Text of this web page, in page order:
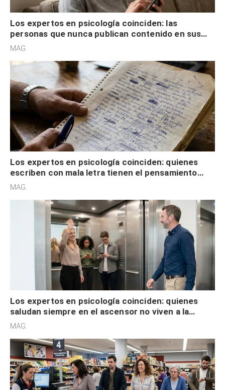
Los expertos en psicología coinciden: las
personas que nunca publican contenido en sus
redes sociales no pretenden buscar validación
MAG.
Los expertos en psicología coinciden: quienes
escriben con mala letra tienen el pensamiento
acelerado y no lo hacen por desinterés
MAG.
Los expertos en psicología coinciden: quienes
saludan siempre en el ascensor no viven a la
defensiva y tienen apertura social
MAG.